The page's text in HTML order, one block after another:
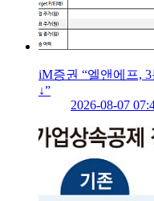
iM증권 “엘앤에프,
↓”
2026-08-07